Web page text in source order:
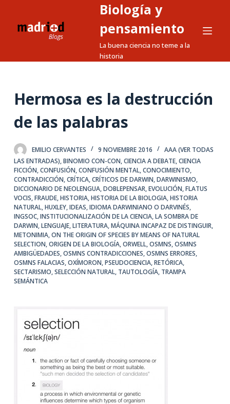
a
n
e
n
d
o
Biología y
pensamiento
La buena ciencia no teme a la
historia
Hermosa es la destrucción
de las palabras
EMILIO CERVANTES 9 NOVIEMBRE 2016
AAA (VER TODAS
LAS ENTRADAS),BINOMIO CON-CON,CIENCIA A DEBATE,CIENCIA
FICCIÓN,CONFUSIÓN,CONFUSIÓN MENTAL,CONOCIMIENTO,
CONTRADICCIÓN,CRÍTICA,CRÍTICOS DE DARWIN,DARWINISMO,
DICCIONARIO DE NEOLENGUA,DOBLEPENSAR,EVOLUCIÓN,FLATUS
VOCIS,FRAUDE,HISTORIA,HISTORIA DE LA BIOLOGIA,HISTORIA
NATURAL,HUXLEY,IDEAS,IDIOMA DARWINIANO O DARVINÉS,
INGSOC,INSTITUCIONALIZACIÓN DE LA CIENCIA,LA SOMBRA DE
DARWIN,LENGUAJE,LITERATURA,MÁQUINA INCAPAZ DE DISTINGUIR,
METONIMIA,ON THE ORIGIN OF SPECIES BY MEANS OF NATURAL
SELECTION,ORIGEN DE LA BIOLOGÍA,ORWELL,OSMNS,OSMNS
AMBIGÜEDADES,OSMNS CONTRADICCIONES,OSMNS ERRORES,
OSMNS FALACIAS,OXÍMORON,PSEUDOCIENCIA,RETÓRICA,
SECTARISMO,SELECCIÓN NATURAL, TAUTOLOGÍA, TRAMPA
SEMÁNTICA